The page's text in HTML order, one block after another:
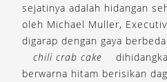
sejatinya adalah hidangan
oleh Michael Muller,
digarap dengan gaya
chili crab cake
berwarna hitam berisikan